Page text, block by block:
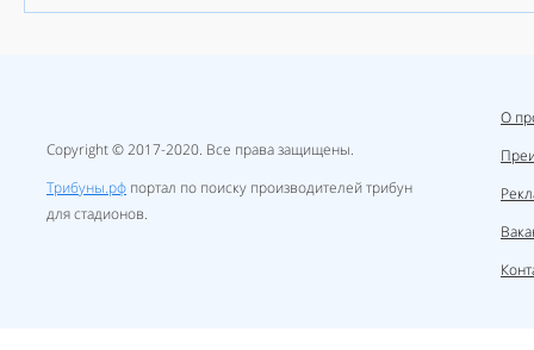
Copyright © 2017-2020. Все права защищены.
Трибуны.рф портал по поиску производителей трибун
для стадионов.
О